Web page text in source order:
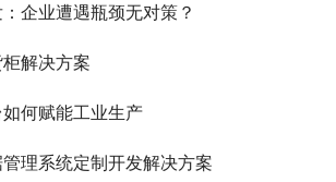
企业遭遇瓶颈无对策？
解决方案
何赋能工业生产
理系统定制开发解决方案